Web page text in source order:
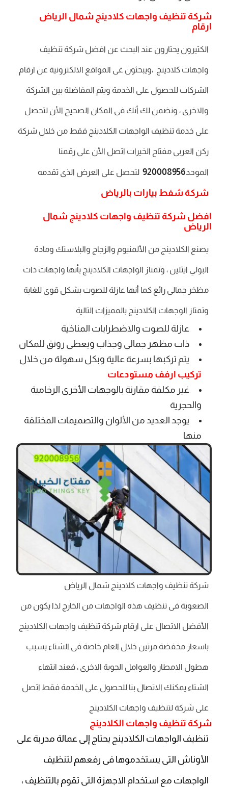
شركة تنظيف واجهات كلادينج شمال الرياض
ارقام
الكثيرون يحتارون عند البحث عن افضل شركة تنظيف
واجهات كلادينج ،ويبحثون غى المواقع الالكترونية عن ارقام
الشركات للحصول على الخدمة ويتم المفاضلة بين الشركة
والاخرى ، ونضمن لك أنك فى المكان الصحيح الأن لتحصل
على خدمة تنظيف الواجهات الكلادينج فقط من خلال شركة
ركن العربى مفتاح الخيرات اتصل الأن على رقمنا
الموحد920008956 لتحصل على العرض الذى تقدمه
شركة شفط بيارات بالرياض
افضل شركة تنظيف واجهات كلادينج شمال
الرياض
يصنع الكلادينج من الألمنيوم والزجاج والبلاستك ومادة
البولي ايثلين ، وتمتاز الواجهات الكلادينج بأنها واجهات ذات
مظخر جمالى رائع كما أنها عازلة للصوت بشكل قوى للغاية
وتمتاز الوجهات الكلادينج بالمميزات التالية
عازلة للصوت والاضطرابات المناخية
ذات مظهر جمالى وجذاب ويعطى رونق للمكان
يتم تركبها بسرعة عالية وبكل سهولة من خلال
تركيب ارفف مستودعات
غير مكلفة مقارنة بالوجهات الأخرى الرخامية
والحجرية
يوجد العديد من الألوان والتصميمات المختلفة
منها
شركة تنظيف واجهات كلادينج شمال الرياض
الصعوبة فى تنظيف هذه الواجهات من الخارج لذا يكون من
الأفضل الاتصال على ارقام شركة تنظيف واجهات الكلادينج
باسعار مخفضة مرتين خلال العام خاصة فى الشتاء بسبب
هطول الامطار والعوامل الجوية الاخرى ، فعند انتهاء
الشتاء يمكنك الاتصال بنا للحصول على الخدمة فقط اتصل
على شركة لتنظيف واجهات الكلادينج
شركة تنظيف واجهات الكلادينج
تنظيف الواجهات الكلادينج يحتاج إلى عمالة مدربة على
الأوناش التى يستخدموها فى رفعهم لتنظيف
الواجهات مع استخدام الاجهزة التى تقوم بالتنظيف ،